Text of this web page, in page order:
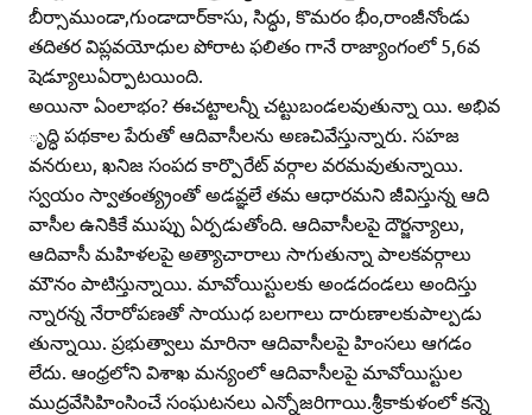
బీర్సాముండా,గుండాదార్‌కాసు, సిద్ధు, కొమరం భీం,రాంజీనోండు
తదితర విప్లవయోధుల పోరాట ఫలితం గానే రాజ్యాంగంలో 5,6వ
షెడ్యూలుఏర్పాటయింది.
అయినా ఏంలాభం? ఈచట్టాలన్నీ చట్టుబండలవుతున్నా యి. అభివ
ృద్ధి పథకాల పేరుతో ఆదివాసీలను అణచివేస్తున్నారు. సహజ
వనరులు, ఖనిజ సంపద కార్పొరేట్‌ వర్గాల వరమవుతున్నాయి.
స్వయం స్వాతంత్య్రంతో అడవ్ఞలే తమ ఆధారమని జీవిస్తున్న ఆది
వాసీల ఉనికికే ముప్పు ఏర్పడుతోంది. ఆదివాసీలపై దౌర్జన్యాలు,
ఆదివాసీ మహిళలపై అత్యాచారాలు సాగుతున్నా పాలకవర్గాలు
మౌనం పాటిస్తున్నాయి. మావోయిస్టులకు అండదండలు అందిస్తు
న్నారన్న నేరారోపణతో సాయుధ బలగాలు దారుణాలకుపాల్పడు
తున్నాయి. ప్రభుత్వాలు మారినా ఆదివాసీలపై హింసలు ఆగడం
లేదు. ఆంధ్రలోని విశాఖ మన్యంలో ఆదివాసీలపై మావోయిస్టుల
ముద్రవేసిహింసించే సంఘటనలు ఎన్నోజరిగాయి.శ్రీకాకుళంలో కన్నె